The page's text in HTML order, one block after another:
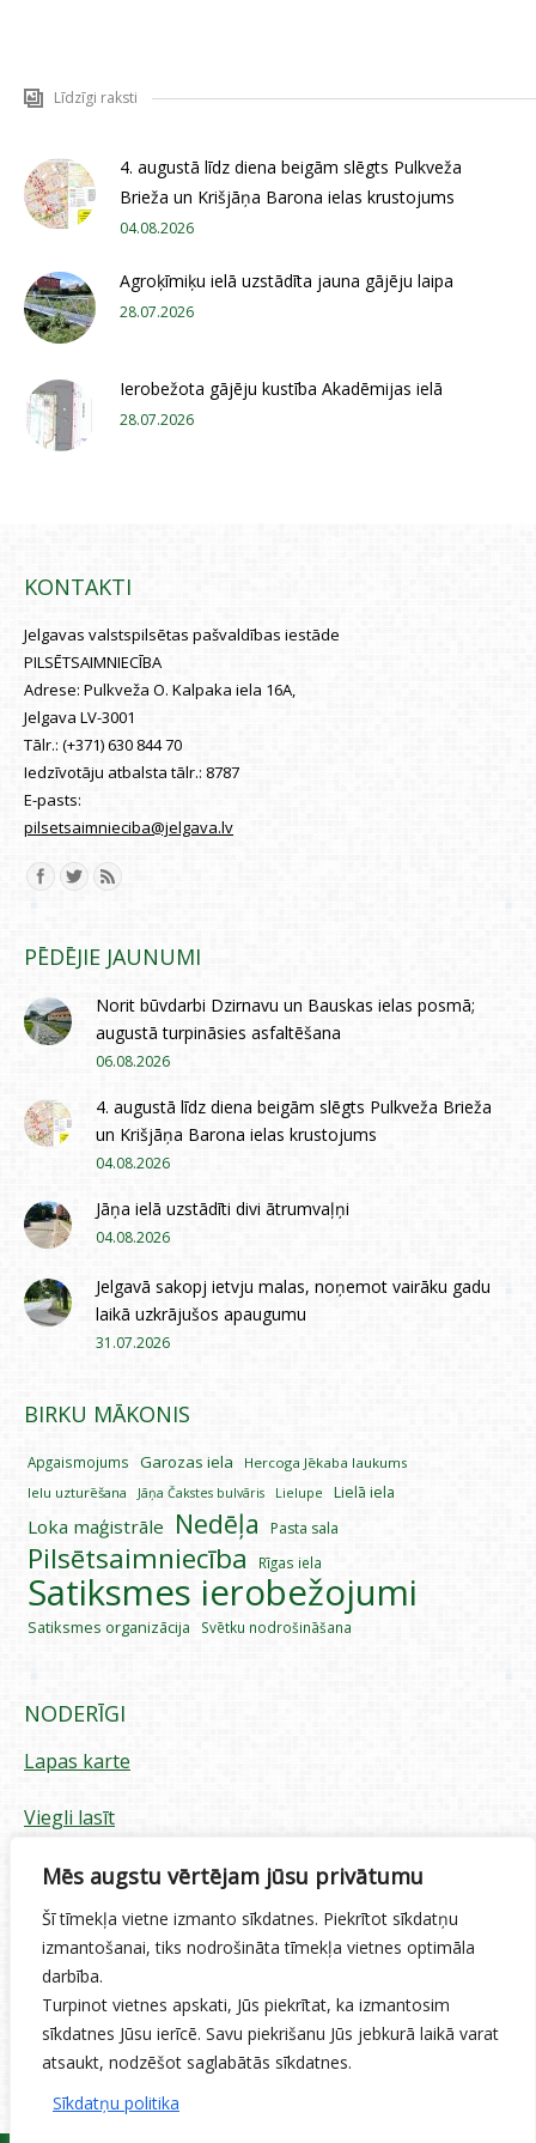
Mēs augstu vērtējam jūsu privātumu
Šī tīmekļa vietne izmanto sīkdatnes. Piekrītot sīkdatņu
izmantošanai, tiks nodrošināta tīmekļa vietnes optimāla
darbība.
Turpinot vietnes apskati, Jūs piekrītat, ka izmantosim
sīkdatnes Jūsu ierīcē. Savu piekrišanu Jūs jebkurā laikā varat
atsaukt, nodzēšot saglabātās sīkdatnes.
Sīkdatņu politika
Līdzīgi raksti
4. augustā līdz diena beigām slēgts Pulkveža
Brieža un Krišjāņa Barona ielas krustojums
04.08.2026
Agroķīmiķu ielā uzstādīta jauna gājēju laipa
28.07.2026
Ierobežota gājēju kustība Akadēmijas ielā
28.07.2026
KONTAKTI
Jelgavas valstspilsētas pašvaldības iestāde
PILSĒTSAIMNIECĪBA
Adrese: Pulkveža O. Kalpaka iela 16A,
Jelgava LV-3001
Tālr.: (+371) 630 844 70
Iedzīvotāju atbalsta tālr.: 8787
E-pasts:
pilsetsaimnieciba@jelgava.lv
Find us on:
PĒDĒJIE JAUNUMI
Norit būvdarbi Dzirnavu un Bauskas ielas posmā;
augustā turpināsies asfaltēšana
06.08.2026
4. augustā līdz diena beigām slēgts Pulkveža Brieža
un Krišjāņa Barona ielas krustojums
04.08.2026
Jāņa ielā uzstādīti divi ātrumvaļņi
04.08.2026
Jelgavā sakopj ietvju malas, noņemot vairāku gadu
laikā uzkrājušos apaugumu
31.07.2026
BIRKU MĀKONIS
Apgaismojums Garozas iela
Hercoga Jēkaba laukums
Ielu uzturēšana
Jāņa Čakstes bulvāris Lielupe Lielā iela
Loka maģistrāle Nedēļa Pasta sala
Pilsētsaimniecība Rīgas iela
Satiksmes ierobežojumi
Satiksmes organizācija Svētku nodrošināšana
NODERĪGI
Lapas karte
Viegli lasīt
Piekļūstamības paziņojums
Sīkdatņu izmantošana
Privātuma politika
Ētikas kodekss